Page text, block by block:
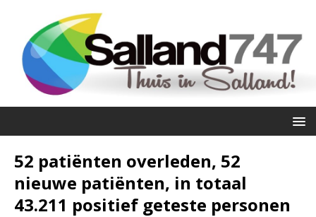
52 patiënten overleden, 52
nieuwe patiënten, in totaal
43.211 positief geteste personen